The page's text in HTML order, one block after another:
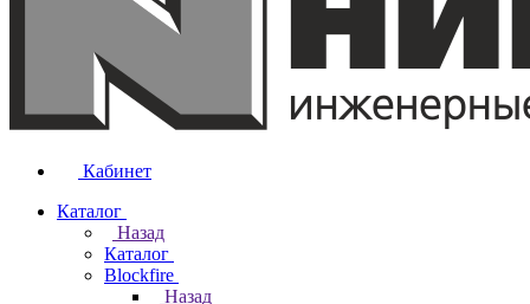
Кабинет
Каталог
Назад
Каталог
Blockfire
Назад